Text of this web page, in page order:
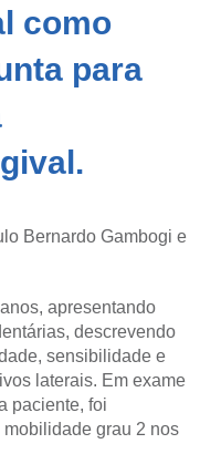
como
para
Bernardo Gambogi e
apresentando
descrevendo
sensibilidade e
laterais. Em exame
paciente, foi
grau 2 nos